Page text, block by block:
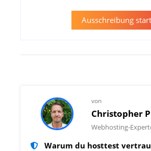
Ausschreibung
von
Christopher
Webhosting-
Warum du hosttest